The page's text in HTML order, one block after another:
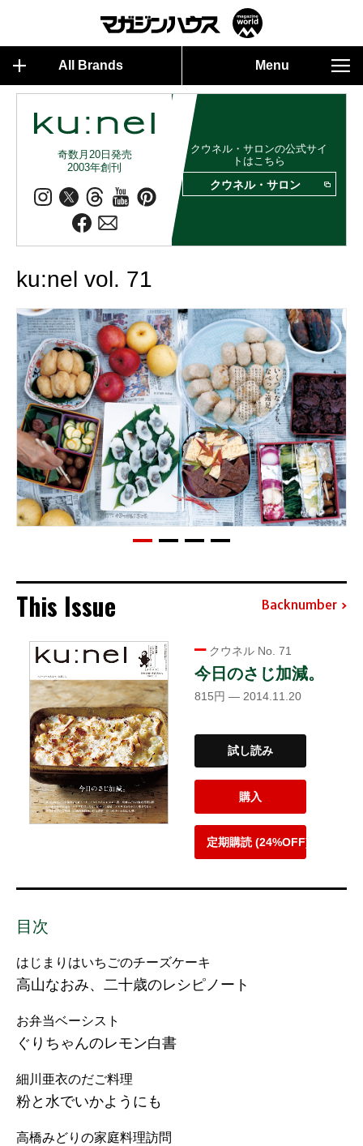
All Brands Menu
奇数月20日発売
2003年創刊
クウネル・サロンの公式サイ
トはこちら
クウネル・サロン
ku:nel vol. 71
This Issue Backnumber
クウネル No. 71
今日のさじ加減。
815円 — 2014.11.20
試し読み
購入
定期購読 (24%OFF)
目次
はじまりはいちごのチーズケーキ
高山なおみ、二十歳のレシピノート
お弁当ベーシスト
ぐりちゃんのレモン白書
細川亜衣のだご料理
粉と水でいかようにも
高橋みどりの家庭料理訪問